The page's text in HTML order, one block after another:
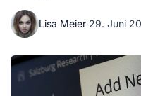
Lisa Meier·29. Juni